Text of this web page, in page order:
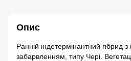
Опис
Ранній індетермінантний гібрид
забарвленням, типу Чері.